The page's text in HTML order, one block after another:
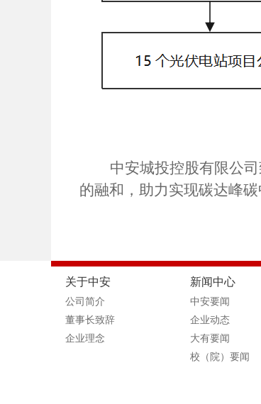
中安城投控股有限公
的融和，助力实现碳达峰
关于中安
公司简介
董事长致辞
企业理念
新闻中心
中安要闻
企业动态
大有要闻
校（院）要闻